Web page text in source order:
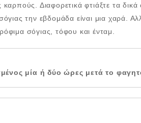
καρπούς. Διαφορετικά φτιάξτε τα
την εβδομάδα είναι μια χαρά.
σόγιας, τόφου και ένταμ.
μία ή δύο ώρες μετά το